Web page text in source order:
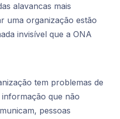
alavancas mais
uma organização estão
invisível que a ONA
tem problemas de
que não
pessoas